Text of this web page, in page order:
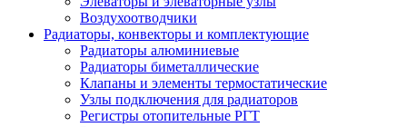
Воздухоотводчики
Радиаторы, конвекторы и комплектующие
Радиаторы алюминиевые
Радиаторы биметаллические
Клапаны и элементы термостатические
Узлы подключения для радиаторов
Регистры отопительные РГТ